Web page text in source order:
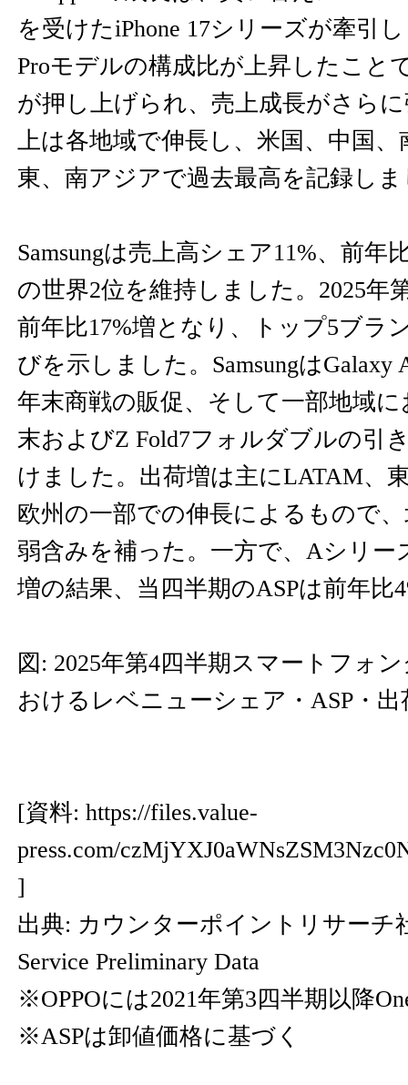
を受けたiPhone 17シリーズが牽引
Proモデルの構成比が上昇したこと
が押し上げられ、売上成長がさら
上は各地域で伸長し、米国、中国、
東、南アジアで過去最高を記録し
Samsungは売上高シェア11%、前年
の世界2位を維持しました。2025年
前年比17%増となり、トップ5ブラ
びを示しました。Samsungは
年末商戦の販促、そして一部地域に
末およびZ Fold7フォルダブルの引
けました。出荷増は主にLATAM、
欧州の一部での伸長によるもので
弱含みを補った。一方で、Aシリー
増の結果、当四半期のASPは前年比
図: 2025年第4四半期スマートフォ
おけるレベニューシェア・ASP・
[資料: https://files.value-
press.com/
]
出典: カウンターポイントリサーチ
Service Preliminary Data
※OPPOには2021年第3四半期以降
※ASPは卸値価格に基づく